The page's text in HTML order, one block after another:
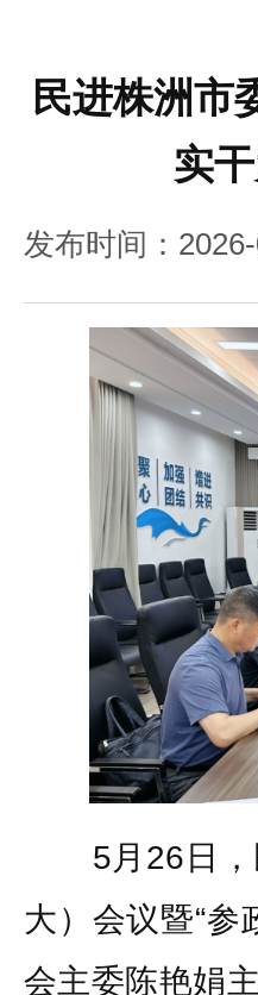
民进株洲市
实
发布时间：
5月26日，
大）会议暨“参
会主委陈艳娟